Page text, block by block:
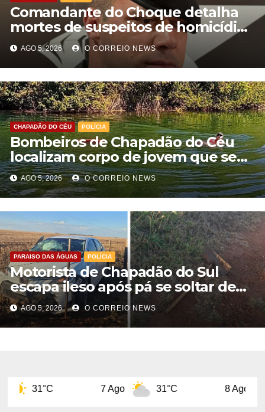
Comandante do Choque detalha
mortes de suspeitos de homicídio
em Cassilândia
AGO 5, 2026 O CORREIO NEWS
CHAPADÃO DO CÉU POLÍCIA
Bombeiros de Chapadão do Céu
localizam corpo de jovem que se
afogou durante pescaria no Rio
Formoso
AGO 5, 2026 O CORREIO NEWS
PARAISO DAS ÁGUAS POLÍCIA
Motorista de Chapadão do Sul
escapa ileso após pá se soltar de
caminhão e atingir carro na BR-060
AGO 5, 2026 O CORREIO NEWS
7 Ago 31°C 8 Ago 31°C